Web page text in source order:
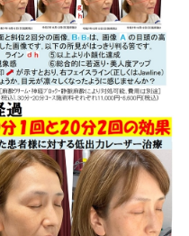
～９０％程度の効果が認
非ご利用ください。診察
す。診察と画像診断を希
に記載お願い致します。
小顔セットＡ２０分コー
５分コース」に「イオン
た。導入薬液１種類で２
追加です。ご希望が多い
利用ください。